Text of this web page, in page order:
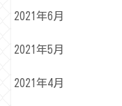
2021年6月
2021年5月
2021年4月